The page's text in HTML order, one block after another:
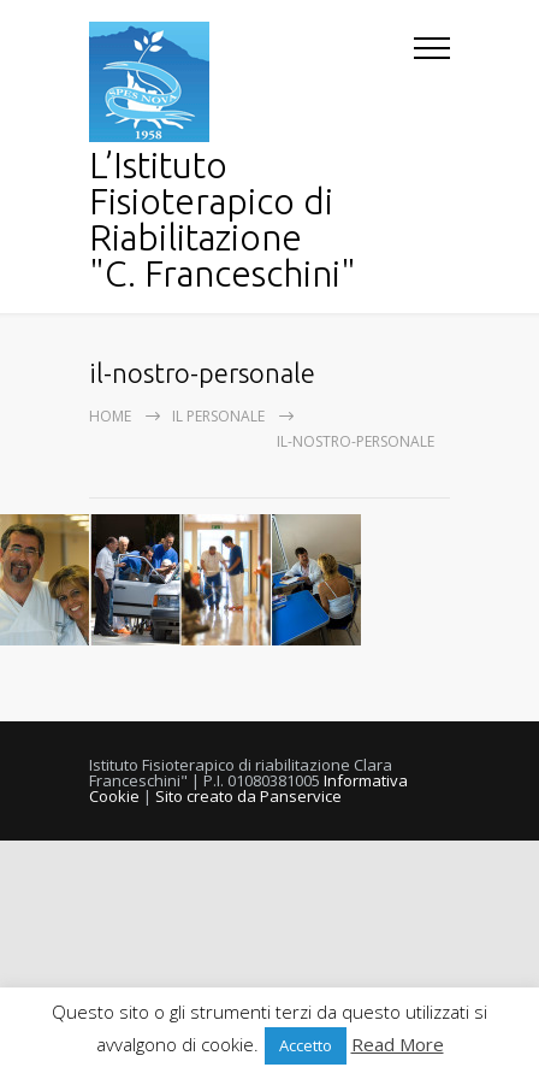
L’Istituto
Fisioterapico di
Riabilitazione
"C. Franceschini"
il-nostro-personale
HOME
IL PERSONALE
IL-NOSTRO-PERSONALE
Istituto Fisioterapico di riabilitazione Clara
Franceschini" | P.I. 01080381005 Informativa
Cookie | Sito creato da Panservice
Questo sito o gli strumenti terzi da questo utilizzati si
avvalgono di cookie.
Accetto Read More